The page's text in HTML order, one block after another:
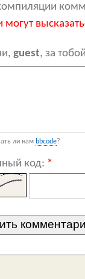
могут
guest, за
ли нам bbcode?
код: *